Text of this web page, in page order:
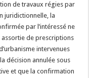
de travaux régies par
juridictionnelle, la
par l’intéressé ne
assortie de prescriptions
intervenues
décision annulée sous
et que la confirmation